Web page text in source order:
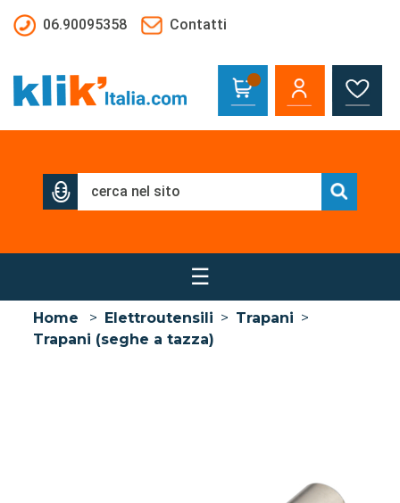
06.90095358
Contatti
☰
Home > Elettroutensili > Trapani >
Trapani (seghe a tazza)